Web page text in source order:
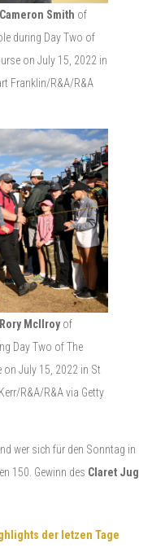
Cameron Smith of
during Day Two of
on July 15, 2022 in
Franklin/R&A/R&A
Rory McIlroy of
Day Two of The
on July 15, 2022 in St
R&A/R&A via Getty
wer sich für den Sonntag in
150. Gewinn des Claret Jug
der letzen Tage